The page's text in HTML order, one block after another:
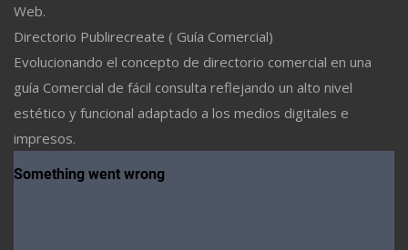
Web.
Directorio Publirecreate ( Guía Comercial)
Evolucionando el concepto de directorio comercial en una
guía Comercial de fácil consulta reflejando un alto nivel
estético y funcional adaptado a los medios digitales e
impresos.